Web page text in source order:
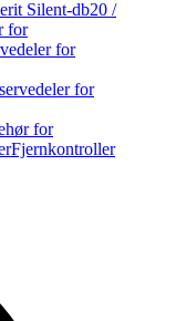
Silent-db20 /
for
for
for
for
Fjernkontroller